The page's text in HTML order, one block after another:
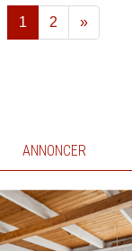
1 2
»
Næste
ANNONCER